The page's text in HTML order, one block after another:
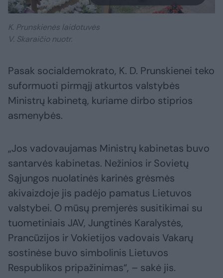
K. Prunskienės laidotuvės
V. Skaraičio nuotr.
Pasak socialdemokrato, K. D. Prunskienei teko
suformuoti pirmąjį atkurtos valstybės
Ministrų kabinetą, kuriame dirbo stiprios
asmenybės.
„Jos vadovaujamas Ministrų kabinetas buvo
santarvės kabinetas. Nežinios ir Sovietų
Sąjungos nuolatinės karinės grėsmės
akivaizdoje jis padėjo pamatus Lietuvos
valstybei. O mūsų premjerės susitikimai su
tuometiniais JAV, Jungtinės Karalystės,
Prancūzijos ir Vokietijos vadovais Vakarų
sostinėse buvo simbolinis Lietuvos
Respublikos pripažinimas“, – sakė jis.